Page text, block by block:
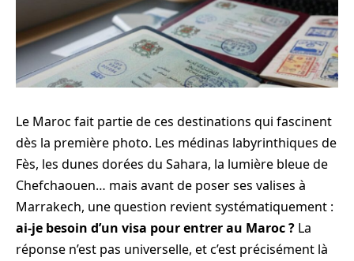
Le Maroc fait partie de ces destinations qui fascinent
dès la première photo. Les médinas labyrinthiques de
Fès, les dunes dorées du Sahara, la lumière bleue de
Chefchaouen… mais avant de poser ses valises à
Marrakech, une question revient systématiquement :
ai-je besoin d’un visa pour entrer au Maroc ? La
réponse n’est pas universelle, et c’est précisément là